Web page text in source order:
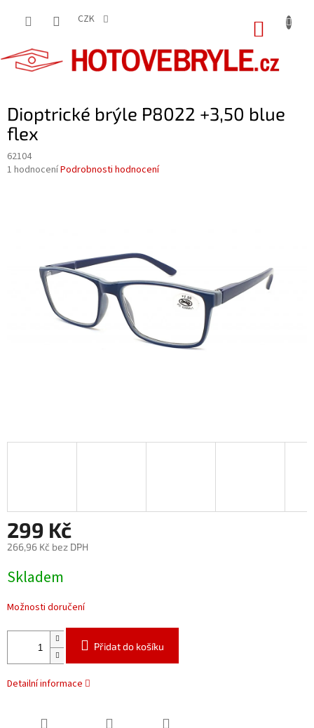
CZK
Dioptrické brýle P8022 +3,50 blue
flex
62104
Průměrné
hvězdiček.
1 hodnoceníPodrobnosti hodnocení
299 Kč
266,96 Kč bez DPH
cena:
Skladem
Možnosti doručení
Přidat do košíku
Detailní informace